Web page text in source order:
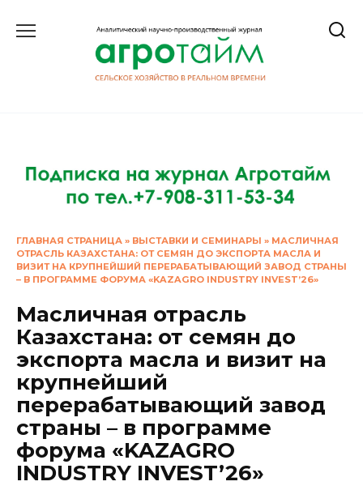
ГЛАВНАЯ СТРАНИЦА » ВЫСТАВКИ И СЕМИНАРЫ » МАСЛИЧНАЯ
ОТРАСЛЬ КАЗАХСТАНА: ОТ СЕМЯН ДО ЭКСПОРТА МАСЛА И
ВИЗИТ НА КРУПНЕЙШИЙ ПЕРЕРАБАТЫВАЮЩИЙ ЗАВОД СТРАНЫ
– В ПРОГРАММЕ ФОРУМА «KAZAGRO INDUSTRY INVEST’26»
Масличная отрасль
Казахстана: от семян до
экспорта масла и визит на
крупнейший
перерабатывающий завод
страны – в программе
форума «KAZAGRO
INDUSTRY INVEST’26»